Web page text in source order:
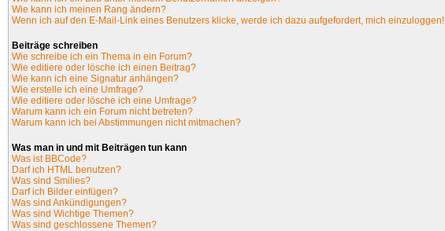
Wie kann ich meinen Rang ändern?
Wenn ich auf den E-Mail-Link eines Benutzers klicke, werde ich dazu aufgefordert, mich einzuloggen!
Beiträge schreiben
Wie schreibe ich ein Thema in ein Forum?
Wie editiere oder lösche ich einen Beitrag?
Wie kann ich eine Signatur anhängen?
Wie erstelle ich eine Umfrage?
Wie editiere oder lösche ich eine Umfrage?
Warum kann ich ein Forum nicht betreten?
Warum kann ich bei Abstimmungen nicht mitmachen?
Was man in und mit Beiträgen tun kann
Was ist BBCode?
Darf ich HTML benutzen?
Was sind Smilies?
Darf ich Bilder einfügen?
Was sind Ankündigungen?
Was sind Wichtige Themen?
Was sind geschlossene Themen?